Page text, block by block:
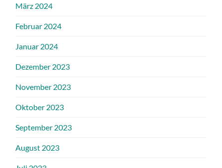
März 2024
Februar 2024
Januar 2024
Dezember 2023
November 2023
Oktober 2023
September 2023
August 2023